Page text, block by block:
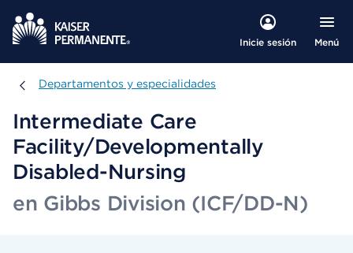
Inicie sesión Menú
Departamentos y especialidades
Departamentos y especialidades
Intermediate Care
Facility/Developmentally
Disabled-Nursing
en Gibbs Division (ICF/DD-N)